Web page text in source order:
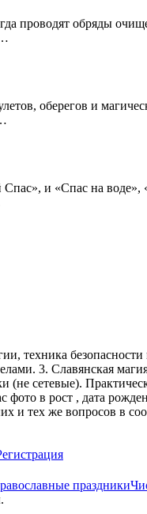
проводят обряды
оберегов и
и «Спас на воде»,
техника
3. Славянская
сетевые).
в рост , дата
и тех же вопросов в
праздники